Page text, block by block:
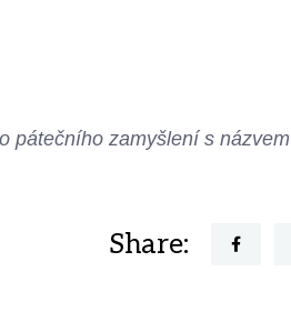
pátečního zamyšlení s názvem
Share: